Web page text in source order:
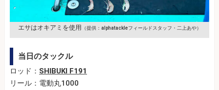
エサはオキアミを使用 （提供：alphatackleフィールドスタッフ・二上あや）
当日のタックル
ロッド： SHIBUKI F191
リール：電動丸1000